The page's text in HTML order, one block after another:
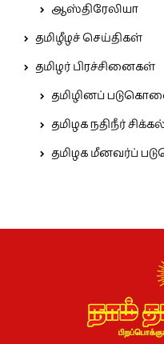
ஆஸ்திரேலியா
தமிழீழச் செய்திகள்
தமிழர் பிரச்சினைகள்
தமிழினப்
தமிழக நதிநீர்
தமிழக மீனவர்ப்